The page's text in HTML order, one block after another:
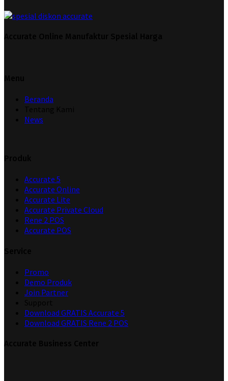
Beranda
News
Accurate 5
Accurate Online
Accurate Lite
Accurate Private Cloud
Rene 2 POS
Accurate POS
Promo
Demo Produk
Join Partner
Download GRATIS Accurate 5
Download GRATIS Rene 2 POS